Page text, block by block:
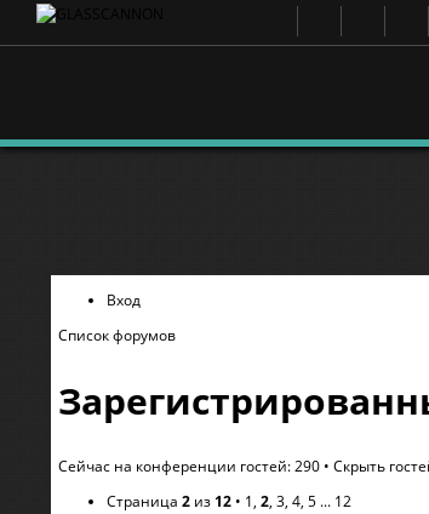
Вход
Список форумов
Сейчас на конференции гостей: 290 • Скрыть
Страница 2 из 12 • 1, 2, 3, 4, 5 ... 12